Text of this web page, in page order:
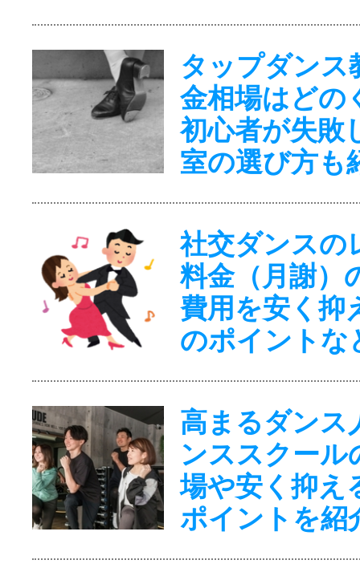
タップダンス
金相場はどの
初心者が失敗
室の選び方も
社交ダンスの
料金（月謝）
費用を安く抑
のポイントな
高まるダンス
ンススクール
場や安く抑え
ポイントを紹